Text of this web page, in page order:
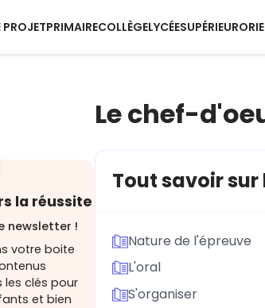
PROJETPRIMAIRECOLLÈGELYCÉESUPÉRIEUR
la réussite
newsletter !
votre boite
clés pour
et bien
Le chef-
Tout savoir
Nature de l'épreuve
L'oral
S'organiser